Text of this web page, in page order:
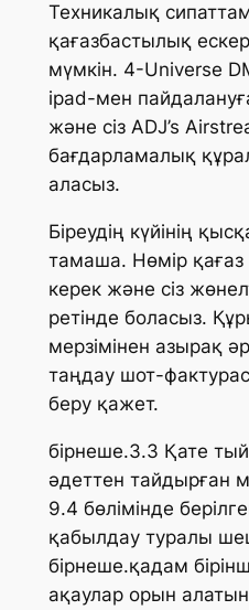
Техникалық
қағазбастылық
мүмкін. 4-Universe
ipad-мен
және сіз ADJ’s
бағдарламалық
аласыз.
Біреудің күйінің
тамаша. Нөмір
керек және сіз
ретінде боласыз.
мерзімінен азырақ
таңдау шот-
беру қажет.
бірнеше.3.3 Қате
әдеттен тайдырған
9.4 бөлімінде
қабылдау туралы
бірнеше.қадам
ақаулар орын